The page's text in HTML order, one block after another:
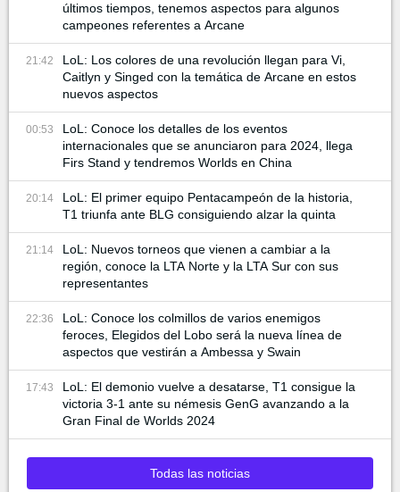
últimos tiempos, tenemos aspectos para algunos
campeones referentes a Arcane
21:42
LoL: Los colores de una revolución llegan para Vi,
Caitlyn y Singed con la temática de Arcane en estos
nuevos aspectos
00:53
LoL: Conoce los detalles de los eventos
internacionales que se anunciaron para 2024, llega
Firs Stand y tendremos Worlds en China
20:14
LoL: El primer equipo Pentacampeón de la historia,
T1 triunfa ante BLG consiguiendo alzar la quinta
21:14
LoL: Nuevos torneos que vienen a cambiar a la
región, conoce la LTA Norte y la LTA Sur con sus
representantes
22:36
LoL: Conoce los colmillos de varios enemigos
feroces, Elegidos del Lobo será la nueva línea de
aspectos que vestirán a Ambessa y Swain
17:43
LoL: El demonio vuelve a desatarse, T1 consigue la
victoria 3-1 ante su némesis GenG avanzando a la
Gran Final de Worlds 2024
Todas las noticias